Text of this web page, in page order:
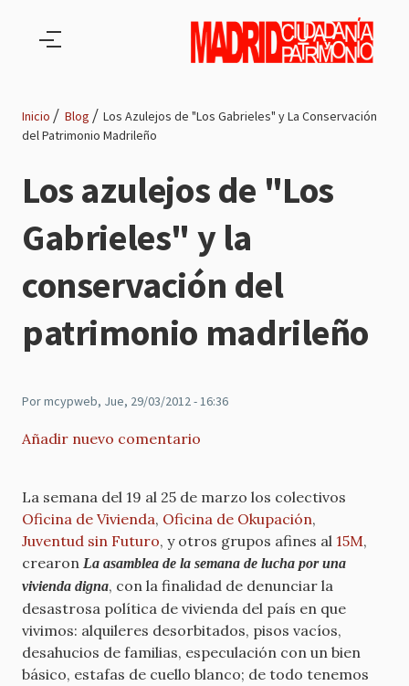
de
navegación
Inicio Blog
Los Azulejos de "Los Gabrieles" y La Conservación
del Patrimonio Madrileño
Los azulejos de "Los
Gabrieles" y la
conservación del
patrimonio madrileño
Pormcypweb, Jue, 29/03/2012 - 16:36
Añadir nuevo comentario
La semana del 19 al 25 de marzo los colectivos
Oficina de Vivienda, Oficina de Okupación,
Juventud sin Futuro, y otros grupos afines al 15M,
crearon La asamblea de la semana de lucha por una
vivienda digna, con la finalidad de denunciar la
desastrosa política de vivienda del país en que
vivimos: alquileres desorbitados, pisos vacíos,
desahucios de familias, especulación con un bien
básico, estafas de cuello blanco; de todo tenemos